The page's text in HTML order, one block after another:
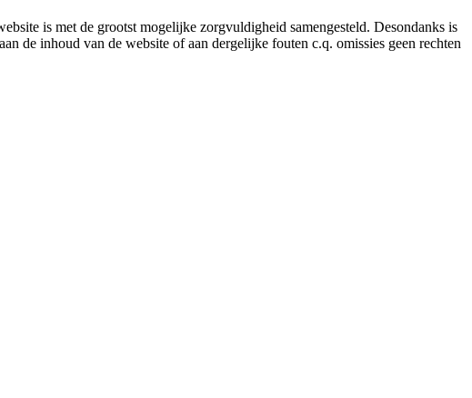
is met de grootst mogelijke zorgvuldigheid samengesteld. Desondanks is
de inhoud van de website of aan dergelijke fouten c.q. omissies geen rechten